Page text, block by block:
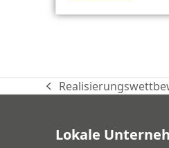
vorheriger
Lokale